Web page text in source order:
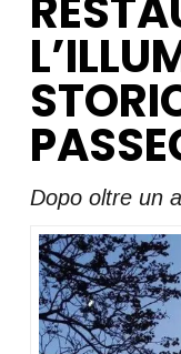
Dopo oltre un